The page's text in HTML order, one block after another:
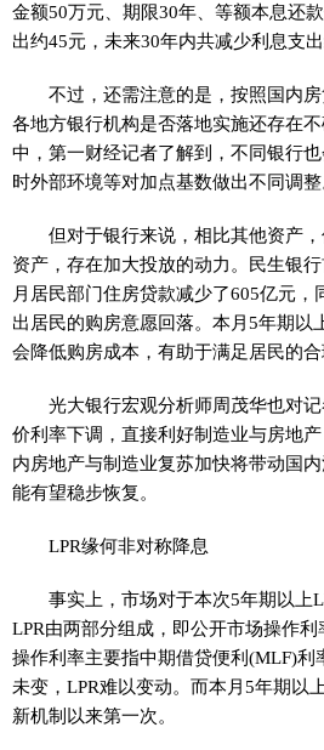
金额50万元、期限30年、等额本息还
出约45元，未来30年内共减少利息支出
不过，还需注意的是，按照国内
各地方银行机构是否落地实施还存在
中，第一财经记者了解到，不同银行
时外部环境等对加点基数做出不同调整
但对于银行来说，相比其他资产
资产，存在加大投放的动力。民生银
月居民部门住房贷款减少了605亿元，
出居民的购房意愿回落。本月5年期以
会降低购房成本，有助于满足居民的合
光大银行宏观分析师周茂华也对
价利率下调，直接利好制造业与房地
内房地产与制造业复苏加快将带动国
能有望稳步恢复。
LPR缘何非对称降息
事实上，市场对于本次5年期以上
LPR由两部分组成，即公开市场操作
操作利率主要指中期借贷便利(MLF)利
未变，LPR难以变动。而本月5年期以
新机制以来第一次。